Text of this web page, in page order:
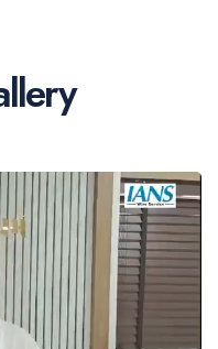
વિશે ચેરમેન શ્રી
શું કહ્યું!